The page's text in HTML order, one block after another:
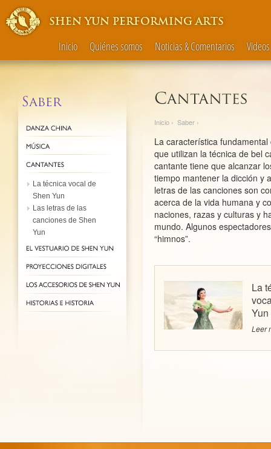
SHEN YUN PERFORMING ARTS
Inicio Quiénes somos Noticias & Comentarios Videos
La técnica vocal de
Shen Yun
Las letras de las
canciones de Shen
Yun
Inicio › Saber ›
La característica
que utilizan la técnica de bel
cantante tiene que alcanzar
tiempo mantener la dicción y
letras de las canciones son
acerca de la vida humana y
naciones, razas y culturas y
mundo. Algunos
“himnos”.
La
Yun
Leer